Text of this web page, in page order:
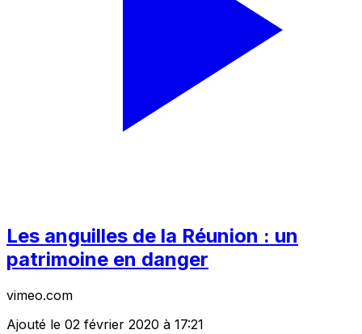
Les anguilles de la Réunion : un
patrimoine en danger
vimeo.com
Ajouté le 02 février 2020 à 17:21